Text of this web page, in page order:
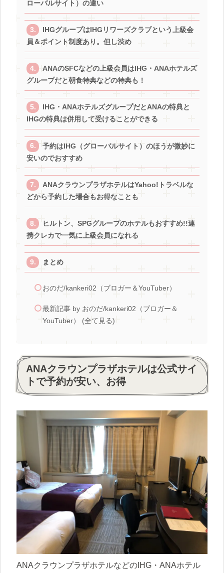
ローバルサイト）の違い
IHGグループはIHGリワーズクラブという上級会
員＆ポイント制度あり。但し渋め
ANAのSFCなどの上級会員はIHG・ANAホテルズ
グループだと朝食特典などの特典も！
IHG・ANAホテルズグループだとANAの特典と
IHGの特典は併用して受けることができる
予約はIHG（グローバルサイト）のほうが微妙に
安いのでおすすめ
ANAクラウンプラザホテルはYahoo!トラベルな
どから予約した場合もお得なことも
ヒルトン、SPGグループのホテルもおすすめ!!連
携クレカで一気に上級会員になれる
まとめ
おのだ/kankeri02（ブロガー＆YouTuber）
最新記事 by おのだ/kankeri02（ブロガー＆
YouTuber） (全て見る)
ANAクラウンプラザホテルは公式サイ
トで予約が安い、お得
ANAクラウンプラザホテルなどのIHG・ANAホテル